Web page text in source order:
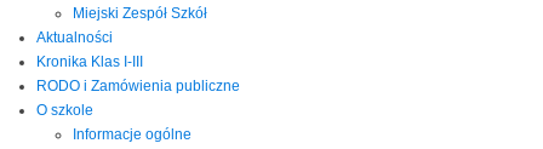
Miejski Zespół Szkół
Aktualności
Kronika Klas I-III
RODO i Zamówienia publiczne
O szkole
Informacje ogólne